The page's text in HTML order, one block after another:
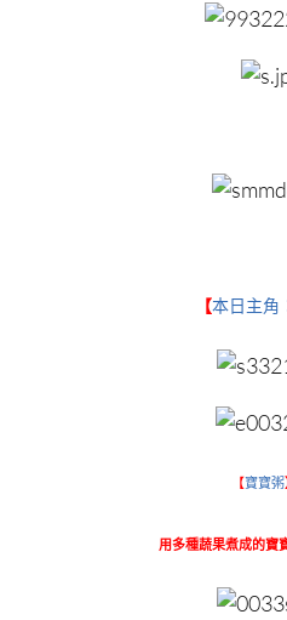
【本日主角
【寶寶粥
用多種蔬果煮成的寶